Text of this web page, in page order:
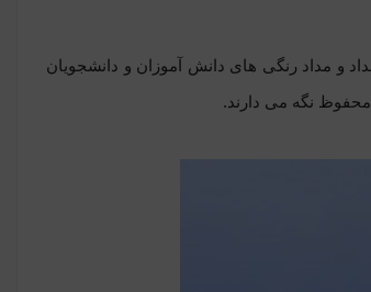
و مداد رنگی های دانش آموزان و دانشجویان
نگه می دارند.